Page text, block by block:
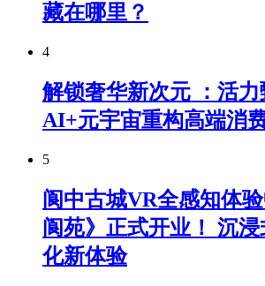
藏在哪里？
4
解锁奢华新次元 ：活
AI+元宇宙重构高端消
5
阆中古城VR全感知体
阆苑》正式开业！ 沉
化新体验